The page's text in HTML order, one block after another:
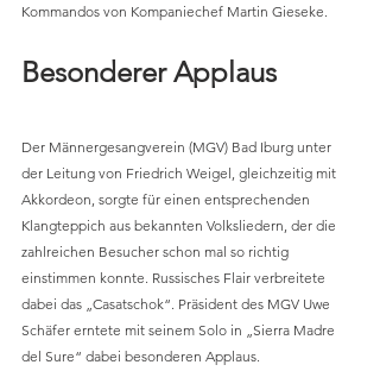
Kommandos von Kompaniechef Martin Gieseke.
Besonderer Applaus
Der Männergesangverein (MGV) Bad Iburg unter
der Leitung von Friedrich Weigel, gleichzeitig mit
Akkordeon, sorgte für einen entsprechenden
Klangteppich aus bekannten Volksliedern, der die
zahlreichen Besucher schon mal so richtig
einstimmen konnte. Russisches Flair verbreitete
dabei das „Casatschok“. Präsident des MGV Uwe
Schäfer erntete mit seinem Solo in „Sierra Madre
del Sure“ dabei besonderen Applaus.